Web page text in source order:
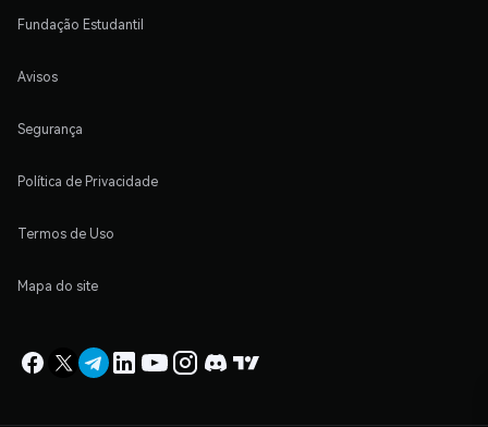
Fundação Estudantil
Avisos
Segurança
Política de Privacidade
Termos de Uso
Mapa do site